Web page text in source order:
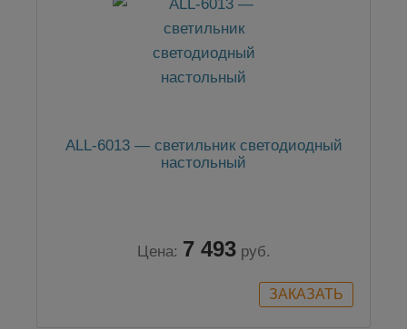
ALL-6013 — светильник светодиодный
настольный
Цена: 7 493 руб.